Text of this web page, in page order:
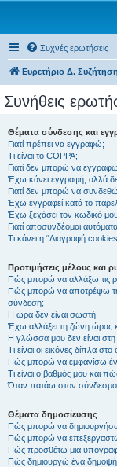
Συχνές ερωτήσεις
Ευρετήριο Δ.
Συνήθεις
Θέματα σύνδεσης και
Γιατί πρέπει να εγγραφώ;
Τι είναι το COPPA;
Γιατί δεν μπορώ να
Έχω κάνει εγγραφή, αλλά
Γιατί δεν μπορώ να
Έχω εγγραφεί κατά το
Έχω ξεχάσει τον κωδικό
Γιατί αποσυνδέομαι
Τι κάνει η “Διαγραφή
Προτιμήσεις μέλους και
Πώς μπορώ να αλλάξω τις
Πώς μπορώ να αποτρέψω
σύνδεση;
Η ώρα δεν είναι σωστή!
Έχω αλλάξει τη ζώνη ώρας
Η γλώσσα μου δεν είναι στη
Τι είναι οι εικόνες δίπλα
Πώς μπορώ να εμφανίσω
Τι είναι ο βαθμός μου και
Όταν πατάω στον σύνδεσμο
Θέματα δημοσίευσης
Πώς μπορώ να
Πώς μπορώ να
Πώς προσθέτω μια
Πώς δημιουργώ ένα